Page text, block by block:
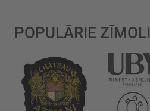
POPULĀRIE ZĪMOLI